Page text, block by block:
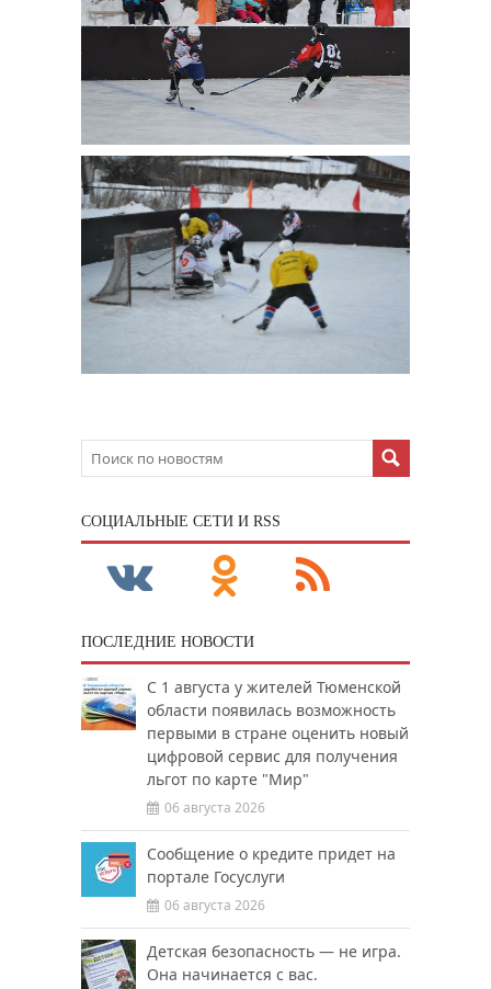
CОЦИАЛЬНЫЕ СЕТИ И RSS
ПОСЛЕДНИЕ НОВОСТИ
С 1 августа у жителей Тюменской
области появилась возможность
первыми в стране оценить новый
цифровой сервис для получения
льгот по карте "Мир"
06 августа 2026
Сообщение о кредите придет на
портале Госуслуги
06 августа 2026
Детская безопасность — не игра.
Она начинается с вас.